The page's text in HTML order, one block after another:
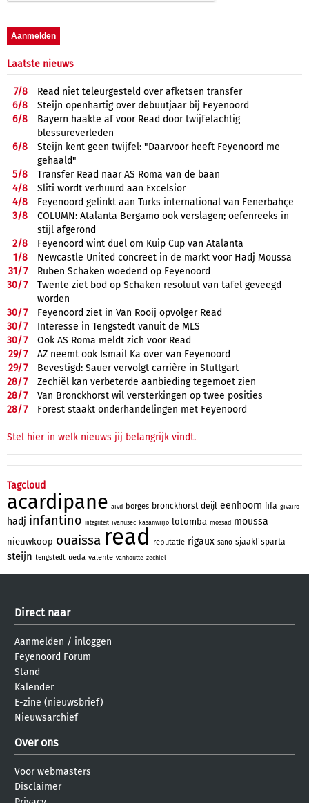
Laatste nieuws
7/8
Read niet teleurgesteld over afketsen transfer
6/8
Steijn openhartig over debuutjaar bij Feyenoord
6/8
Bayern haakte af voor Read door twijfelachtig
blessureverleden
6/8
Steijn kent geen twijfel: "Daarvoor heeft Feyenoord me
gehaald"
5/8
Transfer Read naar AS Roma van de baan
4/8
Sliti wordt verhuurd aan Excelsior
4/8
Feyenoord gelinkt aan Turks international van Fenerbahçe
3/8
COLUMN: Atalanta Bergamo ook verslagen; oefenreeks in
stijl afgerond
2/8
Feyenoord wint duel om Kuip Cup van Atalanta
1/8
Newcastle United concreet in de markt voor Hadj Moussa
31/7
Ruben Schaken woedend op Feyenoord
30/7
Twente ziet bod op Schaken resoluut van tafel geveegd
worden
30/7
Feyenoord ziet in Van Rooij opvolger Read
30/7
Interesse in Tengstedt vanuit de MLS
30/7
Ook AS Roma meldt zich voor Read
29/7
AZ neemt ook Ismail Ka over van Feyenoord
29/7
Bevestigd: Sauer vervolgt carrière in Stuttgart
28/7
Zechiël kan verbeterde aanbieding tegemoet zien
28/7
Van Bronckhorst wil versterkingen op twee posities
28/7 Forest staakt onderhandelingen met Feyenoord
Stel hier in welk nieuws jij belangrijk vindt.
Tagcloud
acardipane aivd borges bronckhorst deijl eenhoorn fifa givairo
hadj infantino integriteit ivanusec kasanwirjo lotomba mossad moussa
nieuwkoop ouaissa read reputatie rigaux sano sjaakf sparta
steijn tengstedt ueda valente vanhoutte zechiel
Direct naar
Aanmelden / inloggen
Feyenoord Forum
Stand
Kalender
E-zine (nieuwsbrief)
Nieuwsarchief
Over ons
Voor webmasters
Disclaimer